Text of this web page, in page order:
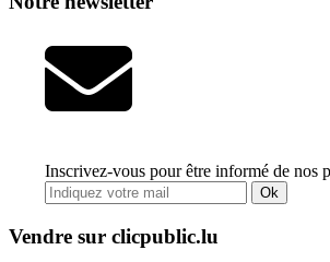
Inscrivez-vous pour être informé de nos
Ok
Vendre sur clicpublic.lu